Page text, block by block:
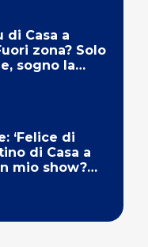
di Casa a
zona? Solo
sogno la
‘Felice di
di Casa a
mio show?